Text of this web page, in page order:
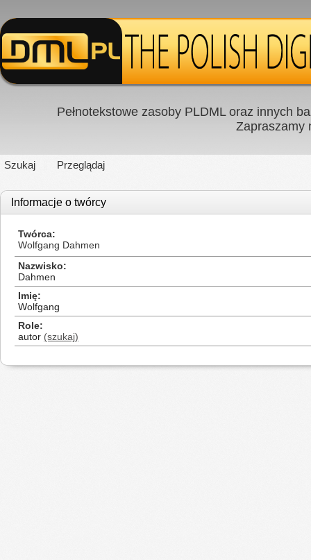
Pełnotekstowe zasoby PLDML oraz innych
Zapraszamy
Szukaj Przeglądaj
Informacje o twórcy
Twórca
Wolfgang Dahmen
Nazwisko
Dahmen
Imię
Wolfgang
Role
autor (szukaj)